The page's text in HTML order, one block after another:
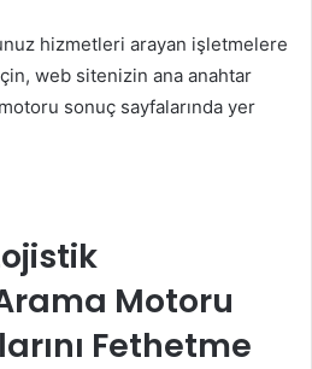
hizmetleri arayan işletmelere
web sitenizin ana anahtar
sonuç sayfalarında yer
Motoru
Fethetme